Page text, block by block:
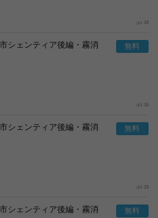
18
シェンティア後編・霧消
15
シェンティア後編・霧消
15
シェンティア後編・霧消